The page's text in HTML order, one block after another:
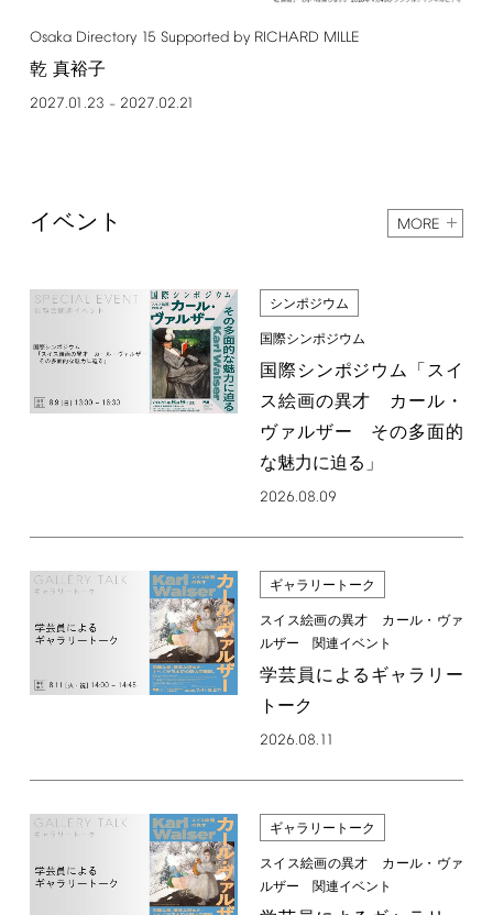
Osaka Directory 15 Supported by RICHARD MILLE
乾 真裕子
2027.01.23 – 2027.02.21
イベント MORE
シンポジウム
国際シンポジウム
国際シンポジウム「スイ
ス絵画の異才 カール・
ヴァルザー その多面的
な魅力に迫る」
2026.08.09
ギャラリートーク
スイス絵画の異才 カール・ヴァ
ルザー 関連イベント
学芸員によるギャラリー
トーク
2026.08.11
ギャラリートーク
スイス絵画の異才 カール・ヴァ
ルザー 関連イベント